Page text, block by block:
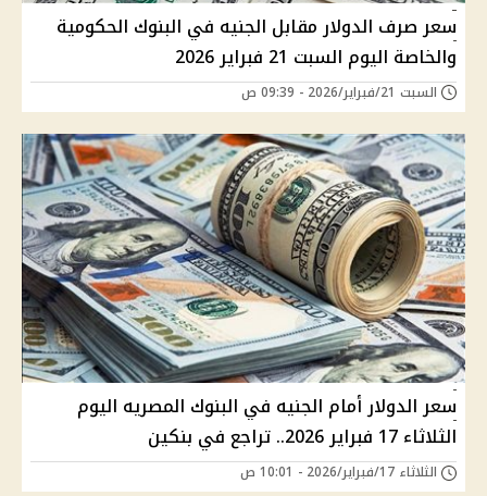
سعر صرف الدولار مقابل الجنيه في البنوك الحكومية
والخاصة اليوم السبت 21 فبراير 2026
السبت 21/فبراير/2026 - 09:39 ص
سعر الدولار أمام الجنيه في البنوك المصريه اليوم
الثلاثاء 17 فبراير 2026.. تراجع في بنكين
الثلاثاء 17/فبراير/2026 - 10:01 ص